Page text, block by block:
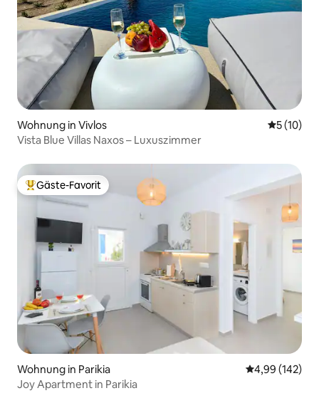
Wohnung in Vivlos
5 (10)
Vista Blue Villas Naxos – Luxuszimmer
Beliebter Gäste-Favorit.
Gäste-Favorit
Wohnung in Parikia
4,99 (142)
Joy Apartment in Parikia